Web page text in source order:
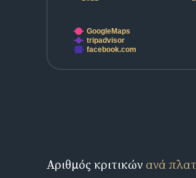
GoogleMaps
tripadvisor
facebook.com
Αριθμός κριτικών ανά